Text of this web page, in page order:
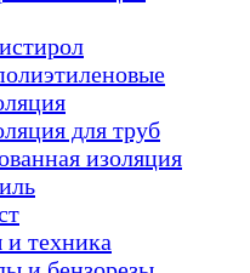
для труб
изоляция
техника